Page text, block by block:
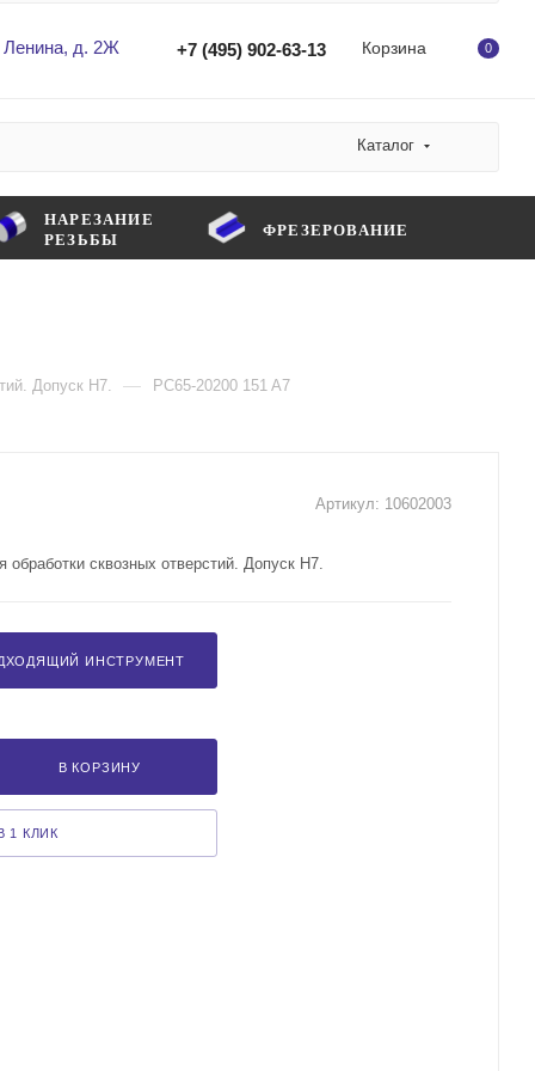
Ленина, д. 2Ж +7 (495) 902-63-13 Корзина 0
Каталог
НАРЕЗАНИЕ
РЕЗЬБЫ
ФРЕЗЕРОВАНИЕ
Допуск H7. — PC65-20200 151 A7
Артикул: 10602003
сквозных отверстий. Допуск H7.
ИНСТРУМЕНТ
В КОРЗИНУ
1 КЛИК